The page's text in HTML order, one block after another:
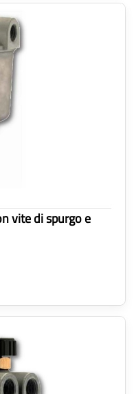
vite di spurgo e